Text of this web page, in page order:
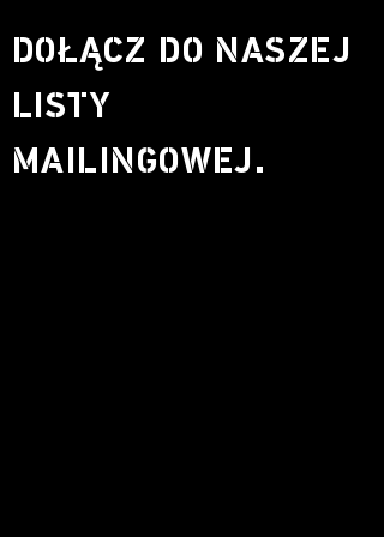
DOŁĄCZ DO NASZEJ
LISTY
MAILINGOWEJ.